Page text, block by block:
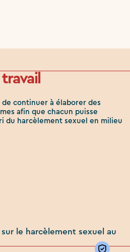
continuer à élaborer des
afin que chacun puisse
du harcèlement sexuel en milieu
le harcèlement sexuel au